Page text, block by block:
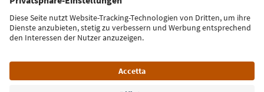
Iscriviti alla newsletter